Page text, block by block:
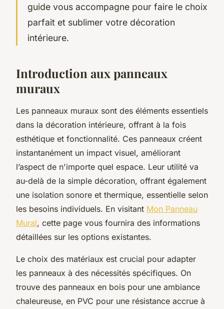
guide vous accompagne pour faire le choix
parfait et sublimer votre décoration
intérieure.
Introduction aux panneaux
muraux
Les panneaux muraux sont des éléments essentiels
dans la décoration intérieure, offrant à la fois
esthétique et fonctionnalité. Ces panneaux créent
instantanément un impact visuel, améliorant
l’aspect de n'importe quel espace. Leur utilité va
au-delà de la simple décoration, offrant également
une isolation sonore et thermique, essentielle selon
les besoins individuels. En visitant Mon Panneau
Mural, cette page vous fournira des informations
détaillées sur les options existantes.
Le choix des matériaux est crucial pour adapter
les panneaux à des nécessités spécifiques. On
trouve des panneaux en bois pour une ambiance
chaleureuse, en PVC pour une résistance accrue à